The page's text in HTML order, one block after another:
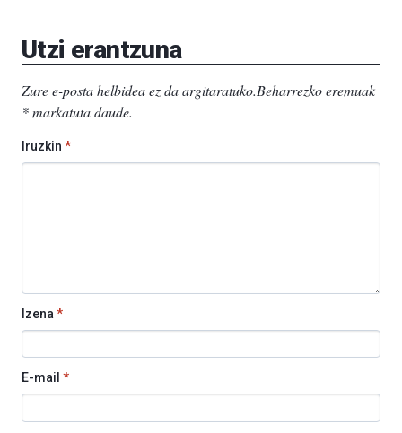
Utzi erantzuna
Zure e-posta helbidea ez da argitaratuko.Beharrezko eremuak
*markatuta daude.
Iruzkin *
Izena *
E-mail *